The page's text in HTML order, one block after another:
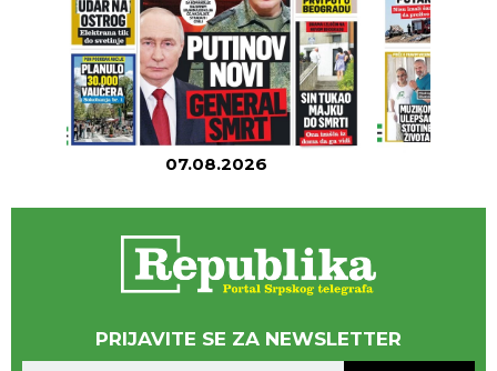
07.08.2026
PRIJAVITE SE ZA NEWSLETTER